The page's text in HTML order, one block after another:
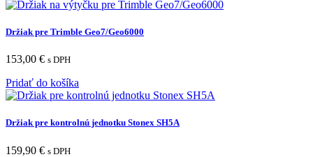
Držiak pre Trimble Geo7/Geo6000
153,00 € s DPH
Pridať do košíka
Držiak pre kontrolnú jednotku Stonex SH5A
159,90 € s DPH